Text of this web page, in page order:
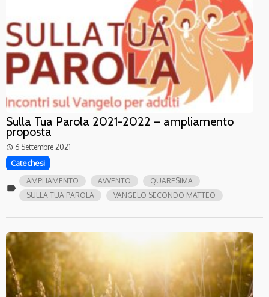
Sulla Tua Parola 2021-2022 – ampliamento
proposta
access_time 6 Settembre 2021
Catechesi
label
AMPLIAMENTO AVVENTO
QUARESIMA
SULLA TUA PAROLA
VANGELO SECONDO MATTEO